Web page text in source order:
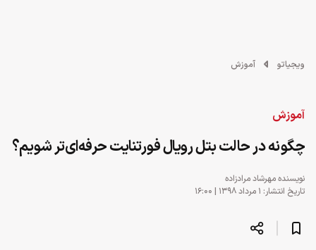
ویجیاتو آموزش
آموزش
چگونه در حالت بتل رویال فورتنایت حرفه‌ای‌تر شویم؟
نویسندهمهرشاد مرادزاده
تاریخ انتشار: ۱ مرداد ۱۳۹۸ | ۱۶:۰۰